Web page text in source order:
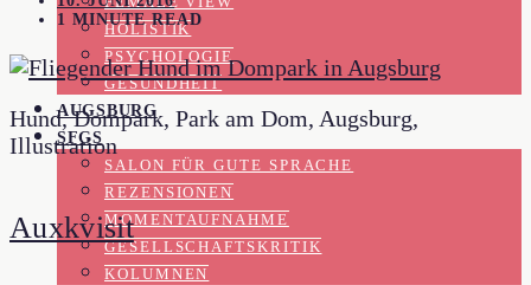
HOLISTIK
PSYCHOLOGIE
GESUNDHEIT
AUGSBURG
SFGS
SALON FÜR GUTE SPRACHE
REZENSIONEN
MOMENTAUFNAHME
GESELLSCHAFTSKRITIK
KOLUMNEN
1 MINUTE READ
Hund, Dompark, Park am Dom, Augsburg,
Illustration
Auxkvisit